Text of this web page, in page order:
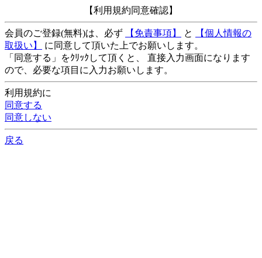
【利用規約同意確認】
会員のご登録(無料)は、必ず 【免責事項】 と
【個人情報の
取扱い】
に同意して頂いた上でお願いします。
「同意する」をｸﾘｯｸして頂くと、 直接入力画面になります
ので、必要な項目に入力お願いします。
利用規約に
同意する
同意しない
戻る